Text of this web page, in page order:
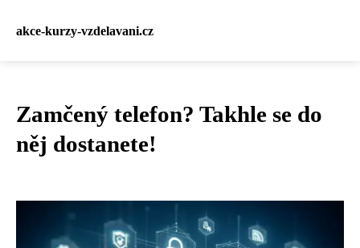
akce-kurzy-vzdelavani.cz
Zamčený telefon? Takhle se do
něj dostanete!